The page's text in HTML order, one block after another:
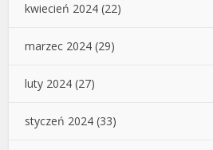
kwiecień 2024 (22)
marzec 2024 (29)
luty 2024 (27)
styczeń 2024 (33)